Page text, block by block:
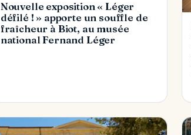
Nouvelle exposition « Léger
défilé ! » apporte un souffle de
fraîcheur à Biot, au musée
national Fernand Léger